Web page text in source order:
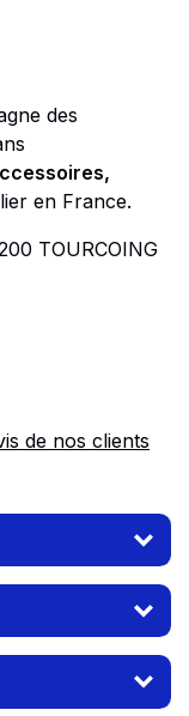
des
en France.
TOURCOING
de nos clients